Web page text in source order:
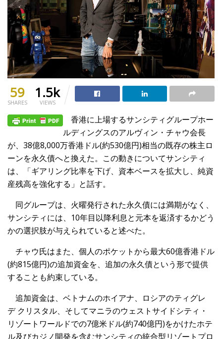
59
SHARES
1.5k
VIEWS
香港に上場するサンシティグループホー
ルディングスのアルヴィン・チャウ会長
が、38億8,000万香港ドル(約530億円)相当の既存の株主ロ
ーンを永久債へと換えた。この動きについてサンシティ
は、「ギアリング比率を下げ、資本ベースを拡大し、純資
産残高を強化する」と話す。
同グループは、火曜発行された永久債には満期がなく、
サンシティには、10年目以降利息と元本を返済するかどう
かの選択肢が与えられていると述べた。
チャウ氏はまた、個人のポケットから最大60億香港ドル
(約815億円)の追加資金を、追加の永久債という形で提供
することも約束している。
追加資金は、ベトナムのホイアナ、ロシアのティグレ
デ クリスタル、そしてマニラのウェストサイドシティ・
リゾートワールドでの7億米ドル(約740億円)をかけたホテ
ル及びカジノ開発を含むサンシティの統合型リゾートプロ